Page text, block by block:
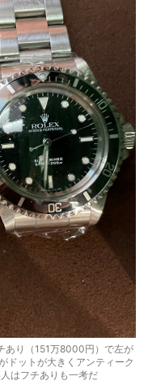
あり（151万8000円）で左が
ドットが大きくアンティーク
はフチありも一考だ